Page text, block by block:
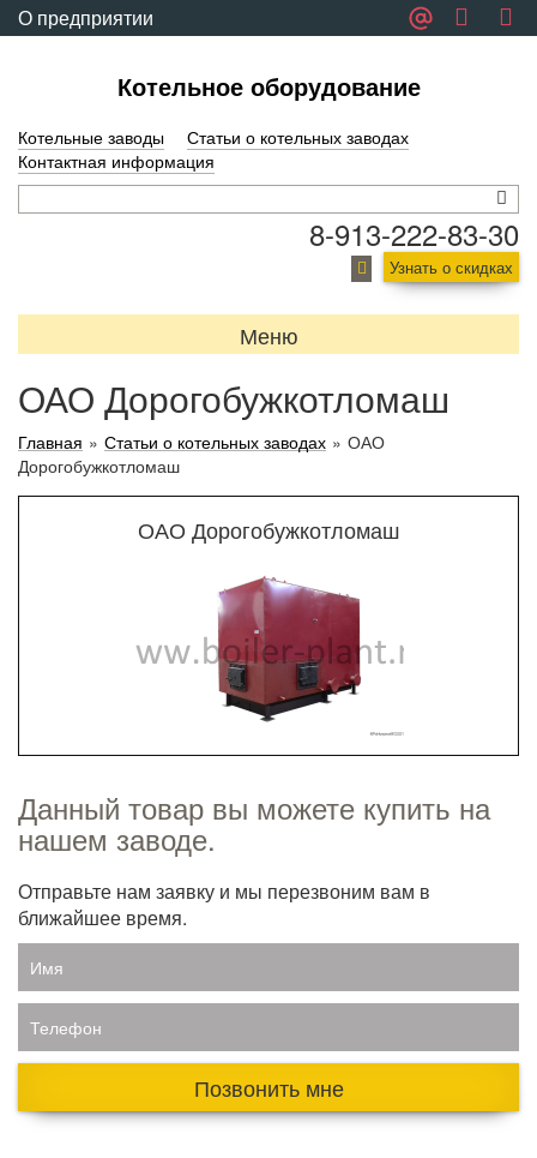
О предприятии
Котельное оборудование
Котельные заводы
Статьи о котельных заводах
Контактная информация
8-913-222-83-30
Узнать о скидках
Меню
ОАО Дорогобужкотломаш
Главная » Статьи о котельных заводах » ОАО
Дорогобужкотломаш
ОАО Дорогобужкотломаш
Данный товар вы можете купить на
нашем заводе.
Отправьте нам заявку и мы перезвоним вам в
ближайшее время.
Имя
Телефон
Позвонить мне